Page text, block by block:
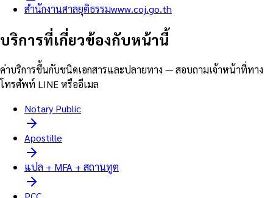
สำนักงานศาลยุติธรรมwww.coj.go.th
บริการที่เกี่ยวข้องกับหน้านี้
ค่าบริการขึ้นกับชนิดเอกสารและปลายทาง — สอบถามเจ้าหน้าที่ทาง
โทรศัพท์ LINE หรืออีเมล
Notary Public
Apostille
แปล + MFA + สถานทูต